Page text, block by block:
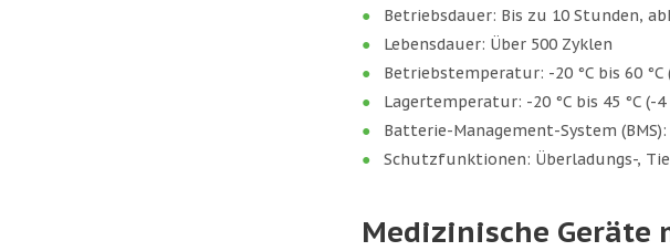
Betriebsdauer: Bis zu 10 Stunden,
Lebensdauer: Über 500 Zyklen
Betriebstemperatur: -20 °C bis 60 °C
Lagertemperatur: -20 °C bis 45 °C (-4
Batterie-Management-System
Schutzfunktionen: Überladungs-,
Medizinische